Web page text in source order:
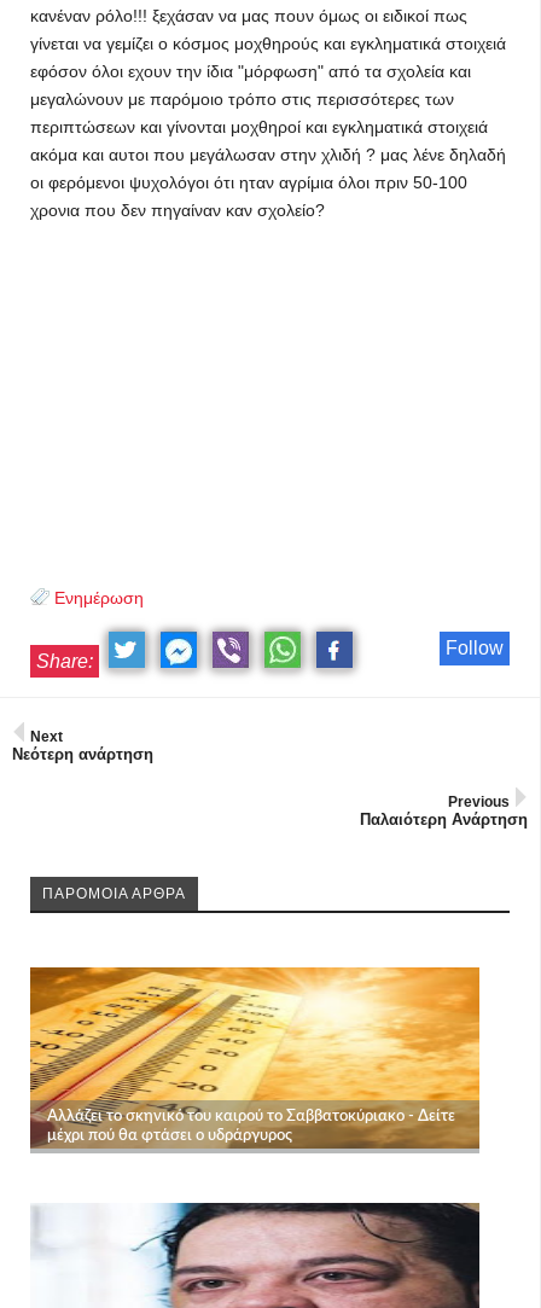
κανέναν ρόλο!!! ξεχάσαν να μας πουν όμως οι ειδικοί πως
γίνεται να γεμίζει ο κόσμος μοχθηρούς και εγκληματικά στοιχειά
εφόσον όλοι εχουν την ίδια "μόρφωση" από τα σχολεία και
μεγαλώνουν με παρόμοιο τρόπο στις περισσότερες των
περιπτώσεων και γίνονται μοχθηροί και εγκληματικά στοιχειά
ακόμα και αυτοι που μεγάλωσαν στην χλιδή ? μας λένε δηλαδή
οι φερόμενοι ψυχολόγοι ότι ηταν αγρίμια όλοι πριν 50-100
χρονια που δεν πηγαίναν καν σχολείο?
Ενημέρωση
Follow
Share:
Next
Νεότερη ανάρτηση
Previous
Παλαιότερη Ανάρτηση
ΠΑΡΟΜΟΙΑ ΑΡΘΡΑ